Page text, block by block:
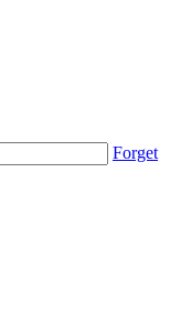
Forget